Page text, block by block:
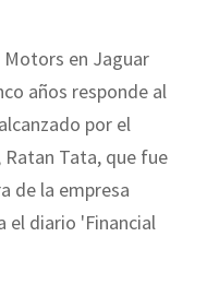
Motors en Jaguar
años responde al
por el
Tata, que fue
de la empresa
el diario 'Financial